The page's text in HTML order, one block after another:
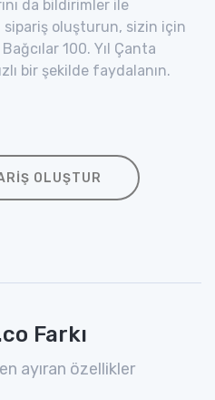
da bildirimler ile
oluşturun, sizin için
100. Yıl Çanta
bir şekilde faydalanın.
OLUŞTUR
Farkı
ayıran özellikler